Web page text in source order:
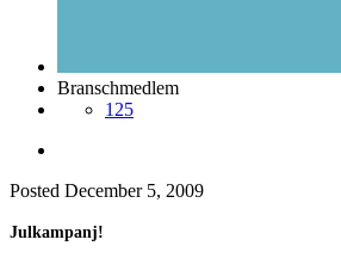
Branschmedlem
125
Posted December 5, 2009
Julkampanj!